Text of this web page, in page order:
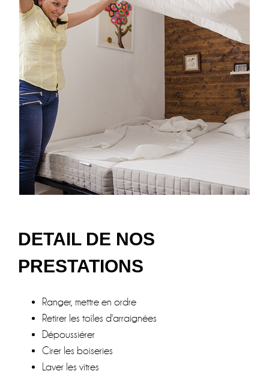
DETAIL DE NOS
PRESTATIONS
Ranger, mettre en ordre
Retirer les toîles d'arraignées
Dépoussiérer
Cirer les boiseries
Laver les vitres